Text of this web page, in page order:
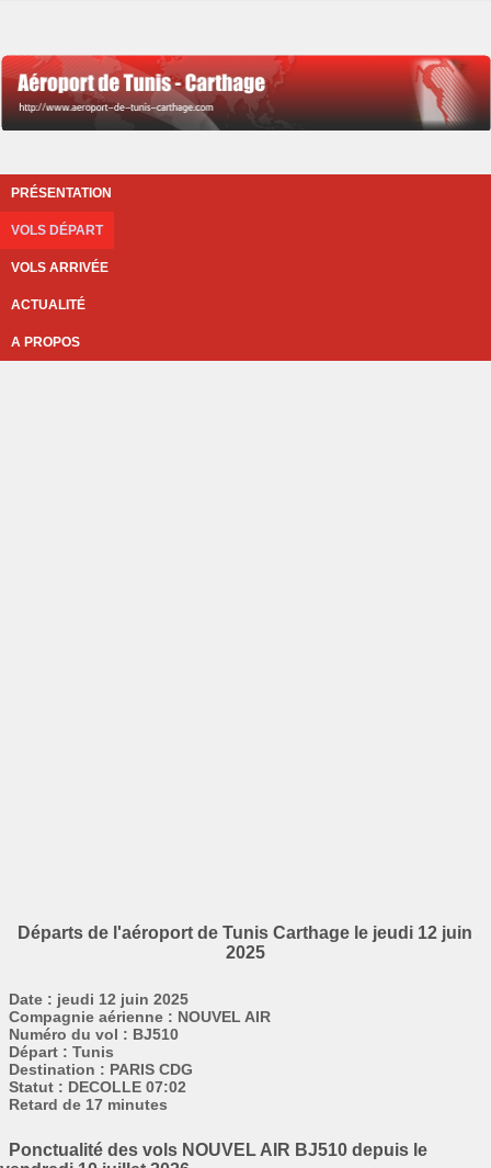
PRÉSENTATION
VOLS DÉPART
VOLS ARRIVÉE
ACTUALITÉ
A PROPOS
Départs de l'aéroport de Tunis Carthage le jeudi 12 juin
2025
Date : jeudi 12 juin 2025
Compagnie aérienne : NOUVEL AIR
Numéro du vol : BJ510
Départ : Tunis
Destination : PARIS CDG
Statut : DECOLLE 07:02
Retard de 17 minutes
Ponctualité des vols NOUVEL AIR BJ510 depuis le